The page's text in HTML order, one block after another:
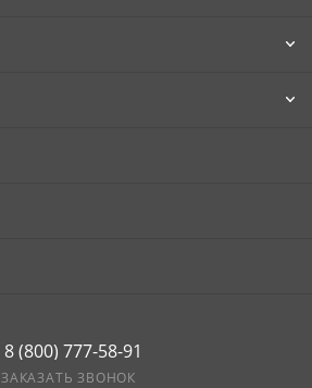
8 (800) 777-58-91
ЗАКАЗАТЬ ЗВОНОК